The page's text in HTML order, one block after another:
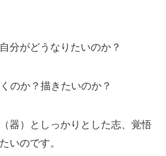
分がどうなりたいのか？
のか？描きたいのか？
器）としっかりとした志、覚悟
いのです。